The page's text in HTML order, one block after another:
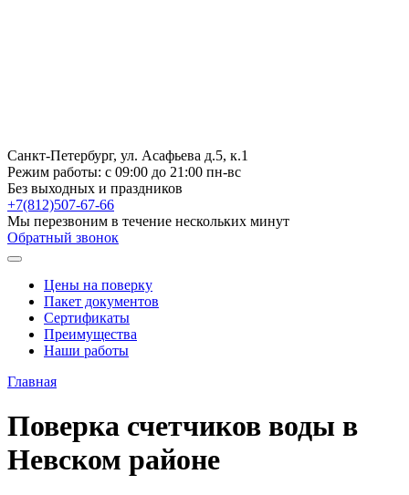
Санкт-Петербург, ул. Асафьева д.5, к.1
Режим работы: с 09:00 до 21:00 пн-вс
Без выходных и праздников
+7(812)507-67-66
Мы перезвоним в течение нескольких минут
Обратный звонок
Цены на поверку
Пакет документов
Сертификаты
Преимущества
Наши работы
Главная
Поверка счетчиков воды в
Невском районе